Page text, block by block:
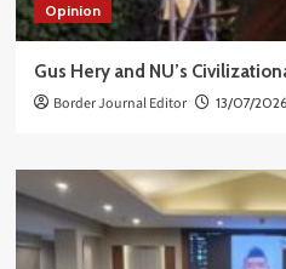
Opinion
Gus Hery and NU’s
Border Journal Editor 13/07/2026